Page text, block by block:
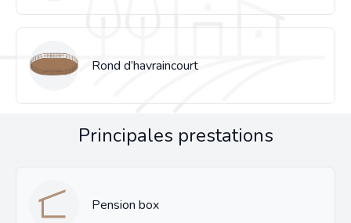
Rond d’havraincourt
Principales prestations
Pension box